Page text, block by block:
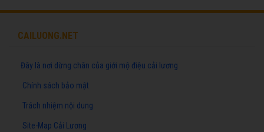
CAILUONG.NET
Đây là nơi dừng chân của giới mộ điệu cải lương
Chính sách bảo mật
Trách nhiệm nội dung
Site-Map Cải Lương